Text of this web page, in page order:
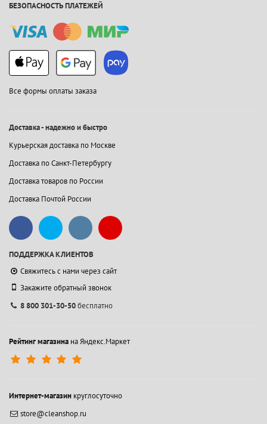
БЕЗОПАСНОСТЬ ПЛАТЕЖЕЙ
Все формы оплаты заказа
Доставка - надежно и быстро
Курьерская доставка по Москве
Доставка по Санкт-Петербургу
Доставка товаров по России
Доставка Почтой России
ПОДДЕРЖКА КЛИЕНТОВ
Свяжитесь с нами через сайт
Закажите обратный звонок
8 800 301-30-50бесплатно
Рейтинг магазина на Яндекс.Маркет
Интернет-магазин круглосуточно
store@cleanshop.ru